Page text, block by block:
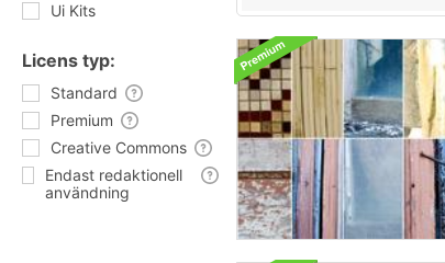
Ui Kits
Licens typ:
Standard
Premium
Creative Commons
Endast redaktionell
användning